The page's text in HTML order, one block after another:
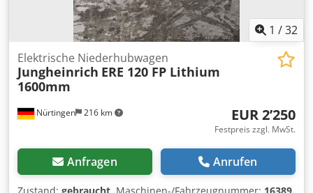
1 /32
Nürtingen 216 km
Elektrische Niederhubwagen
Jungheinrich ERE 120 FP Lithium
1600mm
EUR 2’250
Festpreis zzgl. MwSt.
Anfragen Anrufen